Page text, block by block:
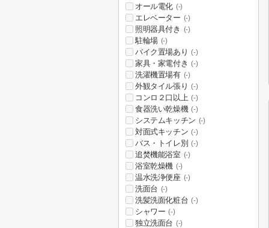
オール電化 (-)
エレベーター (-)
照明器具付き (-)
駐輪場 (-)
バイク置場あり (-)
家具・家電付き (-)
洗濯機置場有 (-)
外観タイル張り (-)
コンロ２口以上 (-)
食器洗い乾燥機 (-)
システムキッチン (-)
対面式キッチン (-)
バス・トイレ別 (-)
追焚機能浴室 (-)
浴室乾燥機 (-)
温水洗浄便座 (-)
洗面台 (-)
洗髪洗面化粧台 (-)
シャワー (-)
独立洗面台 (-)